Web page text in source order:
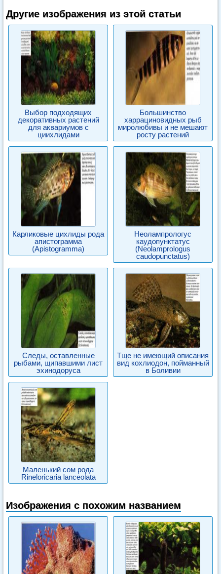
Другие изображения из этой статьи
Выбор подходящих
декоративных растений
для аквариумов с
циихлидами
Большинство
харрациновидных рыб
миролюбивы и не мешают
росту растений
Карликовые цихлиды рода
апистограмма
(Apistogramma)
Неолампрологус
каудопунктатус
(Neolamprologus
caudopunctatus)
Следы, оставленные
рыбами, щипавшими лист
эхинодоруса
Tще не имеющий описания
вид кохлиодон, пойманный
в Боливии
Маленький сом рода
Rineloricaria lanceolata
Изображения с похожим названием